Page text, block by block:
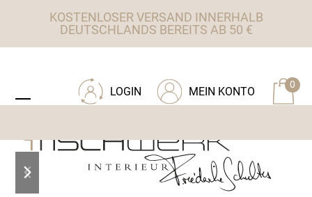
KOSTENLOSER VERSAND INNERHALB
DEUTSCHLANDS BEREITS AB 50 €
0
MEIN KONTO
LOGIN
mobile
mobile
slide
slide